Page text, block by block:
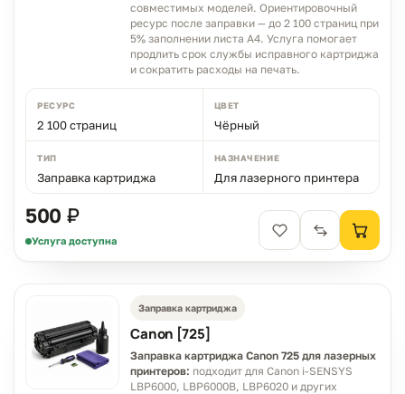
совместимых моделей. Ориентировочный
ресурс после заправки — до 2 100 страниц при
5% заполнении листа A4. Услуга помогает
продлить срок службы исправного картриджа
и сократить расходы на печать.
РЕСУРС
2 100 страниц
ЦВЕТ
Чёрный
ТИП
Заправка картриджа
НАЗНАЧЕНИЕ
Для лазерного принтера
500 ₽
Услуга доступна
Заправка картриджа
Canon [725]
Заправка картриджа Canon 725 для лазерных
принтеров: подходит для Canon i-SENSYS
LBP6000, LBP6000B, LBP6020 и других